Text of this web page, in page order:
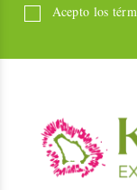
Acepto los